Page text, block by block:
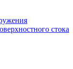
стока